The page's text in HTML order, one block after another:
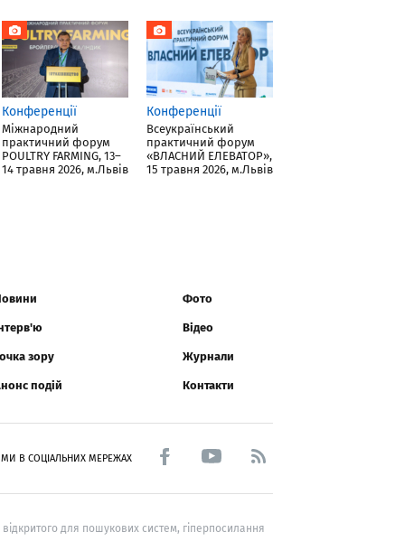
Конференції
Міжнародний
практичний форум
POULTRY FARMING, 13–
14 травня 2026, м.Львів
Конференції
Всеукраїнський
практичний форум
«ВЛАСНИЙ ЕЛЕВАТОР»,
15 травня 2026, м.Львів
зору
подій
Фото
Відео
Журнали
Контакти
МИ В СОЦІАЛЬНИХ МЕРЕЖАХ
для пошукових систем, гіперпосилання